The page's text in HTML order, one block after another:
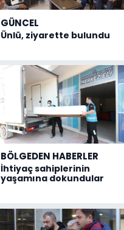
GÜNCEL
Ünlü, ziyarette bulundu
BÖLGEDEN HABERLER
İhtiyaç sahiplerinin
yaşamına dokundular